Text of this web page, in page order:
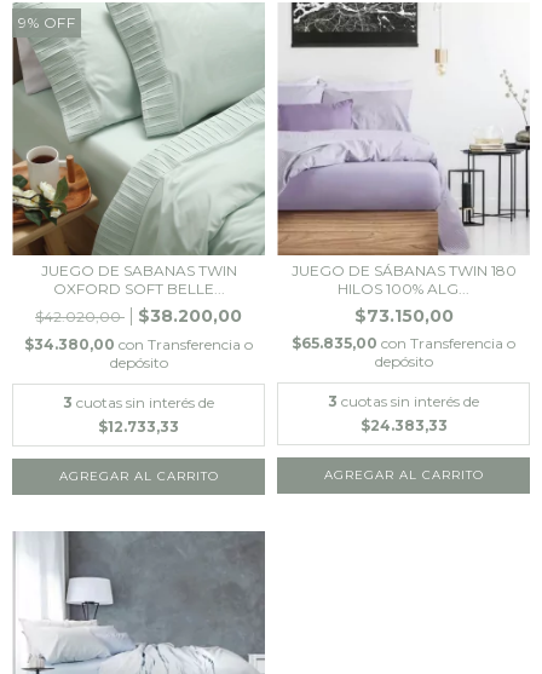
9% OFF
JUEGO DE SABANAS TWIN
OXFORD SOFT BELLE...
$42.020,00
$38.200,00
$34.380,00 con Transferencia o
depósito
3 cuotas sin interés de
$12.733,33
JUEGO DE SÁBANAS TWIN 180
HILOS 100% ALG...
$73.150,00
$65.835,00 con Transferencia o
depósito
3 cuotas sin interés de
$24.383,33